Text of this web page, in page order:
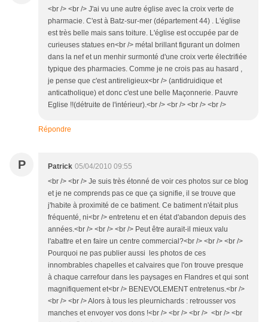
<br /> <br /> J'ai vu une autre église avec la croix verte de
pharmacie. C'est à Batz-sur-mer (département 44) . L'église
est très belle mais sans toiture. L'église est occupée par de
curieuses statues en<br /> métal brillant figurant un dolmen
dans la nef et un menhir surmonté d'une croix verte électrifiée
typique des pharmacies. Comme je ne crois pas au hasard ,
je pense que c'est antireligieux<br /> (antidruidique et
anticatholique) et donc c'est une belle Maçonnerie. Pauvre
Eglise !!(détruite de l'intérieur).<br /> <br /> <br /> <br />
Répondre
P Patrick 05/04/2010 09:55
<br /> <br /> Je suis très étonné de voir ces photos sur ce blog
et je ne comprends pas ce que ça signifie, il se trouve que
j'habite à proximité de ce batiment. Ce batiment n'était plus
fréquenté, ni<br /> entretenu et en état d'abandon depuis des
années.<br /> <br /> <br /> Peut être aurait-il mieux valu
l'abattre et en faire un centre commercial?<br /> <br /> <br />
Pourquoi ne pas publier aussi les photos de ces
innombrables chapelles et calvaires que l'on trouve presque
à chaque carrefour dans les paysages en Flandres et qui sont
magnifiquement et<br /> BENEVOLEMENT entretenus.<br />
<br /> <br /> Alors à tous les pleurnichards : retrousser vos
manches et envoyer vos dons !<br /> <br /> <br /> <br /> <br